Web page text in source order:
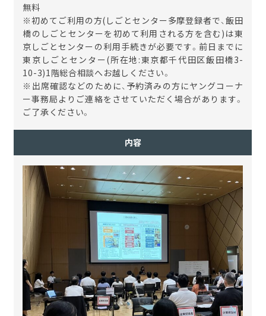
無料
※初めてご利用の方(しごとセンター多摩登録者で、飯田
橋のしごとセンターを初めて利用される方を含む)は東
京しごとセンターの利用手続きが必要です。前日までに
東京しごとセンター(所在地:東京都千代田区飯田橋3-
10-3)1階総合相談へお越しください。
※出席確認などのために、予約済みの方にヤングコーナ
ー事務局よりご連絡をさせていただく場合があります。
ご了承ください。
内容